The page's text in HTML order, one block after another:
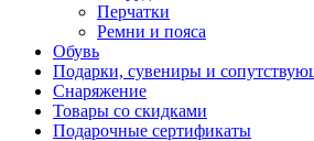
Перчатки
Ремни и пояса
Обувь
Подарки, сувениры и
Снаряжение
Товары со скидками
Подарочные сертификаты